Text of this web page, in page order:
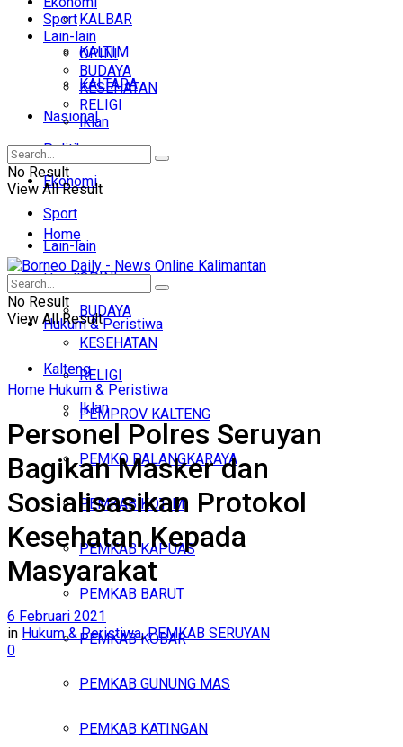
KALBAR
KALTIM
KALTARA
Nasional
Politik
Ekonomi
Sport
Lain-lain
OPINI
BUDAYA
KESEHATAN
RELIGI
Iklan
Kamis, Agustus 6, 2026
Sport
Lain-lain
OPINI
BUDAYA
KESEHATAN
RELIGI
Iklan
No Result
View All Result
Home
Headline
Hukum & Peristiwa
Kalteng
PEMPROV KALTENG
PEMKO PALANGKARAYA
PEMKAB KOTIM
PEMKAB KAPUAS
PEMKAB BARUT
PEMKAB KOBAR
PEMKAB GUNUNG MAS
PEMKAB KATINGAN
No Result
View All Result
Home Hukum & Peristiwa
Personel Polres Seruyan
Bagikan Masker dan
Sosialisasikan Protokol
Kesehatan Kepada
Masyarakat
6 Februari 2021
in Hukum & Peristiwa,PEMKAB SERUYAN
0